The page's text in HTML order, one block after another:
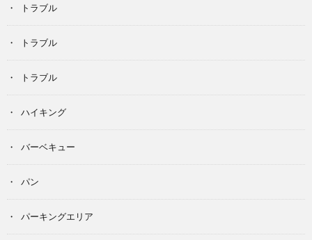
トラブル
トラブル
トラブル
ハイキング
バーベキュー
パン
パーキングエリア